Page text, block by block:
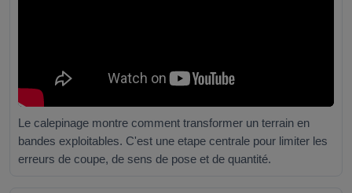
Le calepinage montre comment transformer un terrain en
bandes exploitables. C'est une etape centrale pour limiter les
erreurs de coupe, de sens de pose et de quantité.